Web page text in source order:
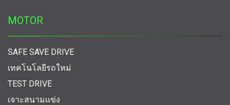
MOTOR
SAFE SAVE DRIVE
เทคโนโลยีรถใหม่
TEST DRIVE
เจาะสนามแข่ง